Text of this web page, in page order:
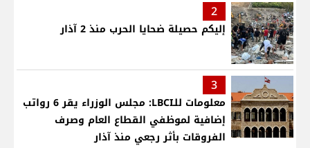
2
إليكم حصيلة ضحايا الحرب منذ 2 آذار
3
معلومات للـLBCI: مجلس الوزراء يقر 6 رواتب
إضافية لموظفي القطاع العام وصرف
الفروقات بأثر رجعي منذ آذار